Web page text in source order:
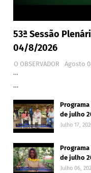
53ª Sessão
04/8/2026
O OBSERVADOR
Agosto
…
…
Programa
de julho
Julho 17,
de julho
Julho 06,